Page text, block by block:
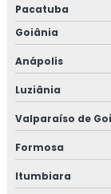
Pacatuba
Goiânia
Anápolis
Luziânia
Valparaíso de
Formosa
Itumbiara